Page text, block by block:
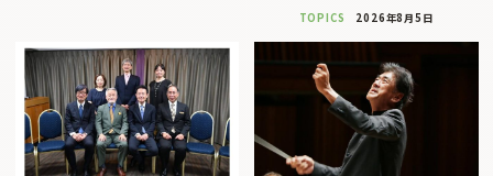
TOPICS 2026年8月5日